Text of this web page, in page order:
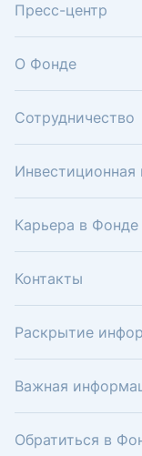
Пресс-центр
О Фонде
Сотрудничество
Инвестиционная
Карьера в Фонде
Контакты
Раскрытие
Важная
Обратиться в